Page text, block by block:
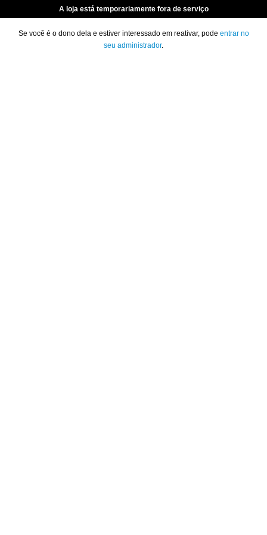
A loja está temporariamente fora de serviço
Se você é o dono dela e estiver interessado em reativar, pode entrar no
seu administrador.